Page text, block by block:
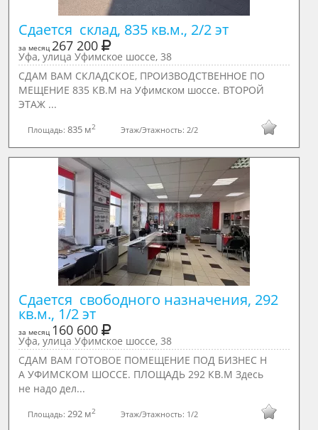
Сдается  склад, 835 кв.м., 2/2 эт
за месяц 267 200
Уфа, улица Уфимское шоссе, 38
СДАМ ВАМ СКЛАДСКОЕ, ПРОИЗВОДСТВЕННОЕ ПО
МЕЩЕНИЕ 835 КВ.М на Уфимском шоссе. ВТОРОЙ
ЭТАЖ ...
Площадь: 835 м2 Этаж/Этажность: 2/2
Сдается  свободного назначения, 292
кв.м., 1/2 эт
за месяц 160 600
Уфа, улица Уфимское шоссе, 38
СДАМ ВАМ ГОТОВОЕ ПОМЕЩЕНИЕ ПОД БИЗНЕС Н
А УФИМСКОМ ШОССЕ. ПЛОЩАДЬ 292 КВ.М Здесь
не надо дел...
Площадь: 292 м2 Этаж/Этажность: 1/2